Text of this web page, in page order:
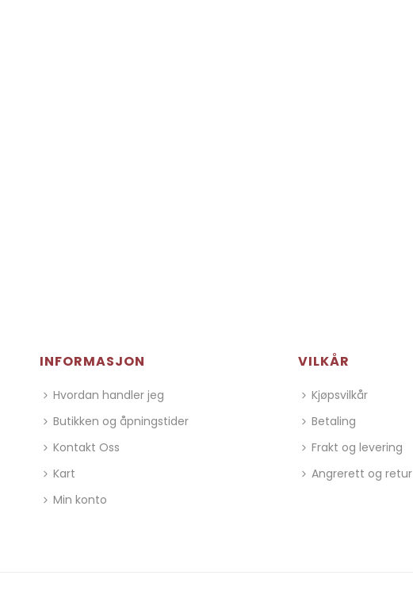
INFORMASJON
Hvordan handler jeg
Butikken og åpningstider
Kontakt Oss
Kart
Min konto
VILKÅR
Kjøpsvilkår
Betaling
Frakt og levering
Angrerett og retur